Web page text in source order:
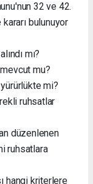
32 ve 42.
bulunuyor
mı?
mu?
yürürlükte mi?
ruhsatlar
düzenlenen
ruhsatlara
hangi kriterlere